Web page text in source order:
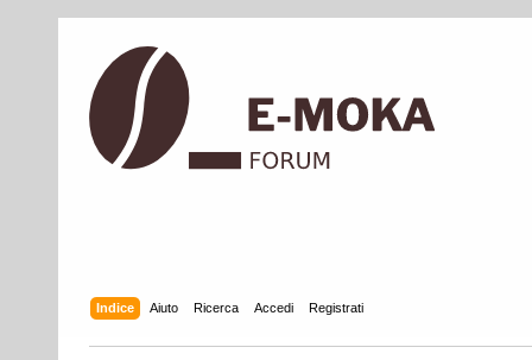
Indice Aiuto Ricerca Accedi Registrati